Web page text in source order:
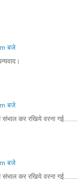
बजे
बजे
संभाल कर रखिये वरना गई.......
बजे
संभाल कर रखिये वरना गई.......